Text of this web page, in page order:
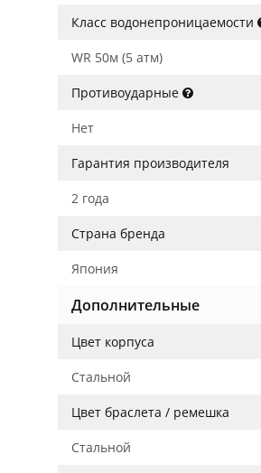
Класс водонепроницаемости
WR 50м (5 атм)
Противоударные
Нет
Гарантия производителя
2 года
Страна бренда
Япония
Дополнительные
Цвет корпуса
Стальной
Цвет браслета / ремешка
Стальной